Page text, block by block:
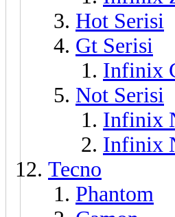
Hot Serisi
Gt Serisi
Infinix
Not Serisi
Infinix
Infinix
Tecno
Phantom